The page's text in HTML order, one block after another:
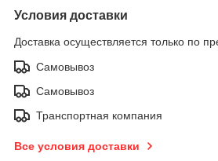
Условия доставки
Доставка осуществляется только по
Самовывоз
Самовывоз
Транспортная компания
Все условия доставки